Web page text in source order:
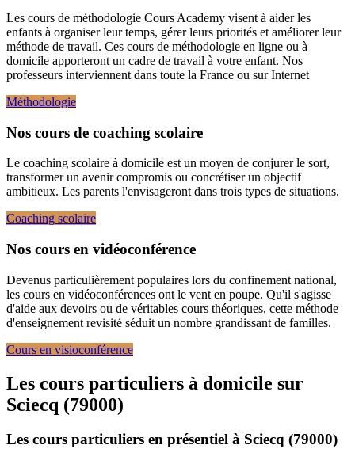
Les cours de méthodologie Cours Academy visent à aider les
enfants à organiser leur temps, gérer leurs priorités et améliorer leur
méthode de travail. Ces cours de méthodologie en ligne ou à
domicile apporteront un cadre de travail à votre enfant. Nos
professeurs interviennent dans toute la France ou sur Internet
Méthodologie
Nos cours de coaching scolaire
Le coaching scolaire à domicile est un moyen de conjurer le sort,
transformer un avenir compromis ou concrétiser un objectif
ambitieux. Les parents l'envisageront dans trois types de situations.
Coaching scolaire
Nos cours en vidéoconférence
Devenus particulièrement populaires lors du confinement national,
les cours en vidéoconférences ont le vent en poupe. Qu'il s'agisse
d'aide aux devoirs ou de véritables cours théoriques, cette méthode
d'enseignement revisité séduit un nombre grandissant de familles.
Cours en visioconférence
Les cours particuliers à domicile sur
Sciecq (79000)
Les cours particuliers en présentiel à Sciecq (79000)